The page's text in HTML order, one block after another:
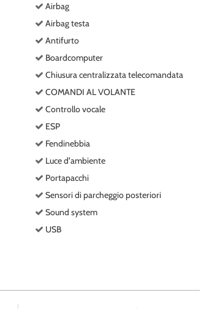
Airbag
Airbag testa
Antifurto
Boardcomputer
Chiusura centralizzata telecomandata
COMANDI AL VOLANTE
Controllo vocale
ESP
Fendinebbia
Luce d'ambiente
Portapacchi
Sensori di parcheggio posteriori
Sound system
USB